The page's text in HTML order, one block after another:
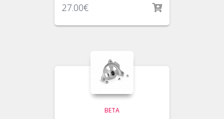
27.00€
BETA